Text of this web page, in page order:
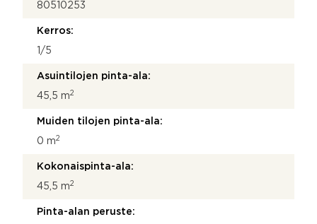
80510253
Kerros:
1/5
Asuintilojen pinta-ala:
45,5 m2
Muiden tilojen pinta-ala:
0 m2
Kokonaispinta-ala:
45,5 m2
Pinta-alan peruste: